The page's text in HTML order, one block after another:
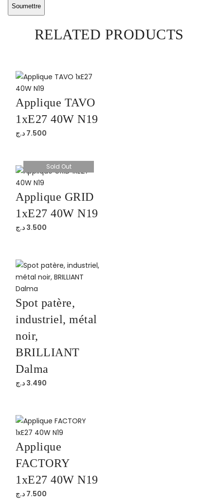
RELATED PRODUCTS
Applique TAVO
1xE27 40W N19
7.500 د.ج
Sold Out
Applique GRID
1xE27 40W N19
3.500 د.ج
Spot patère,
industriel, métal
noir,
BRILLIANT
Dalma
3.490 د.ج
Applique
FACTORY
1xE27 40W N19
7.500 د.ج